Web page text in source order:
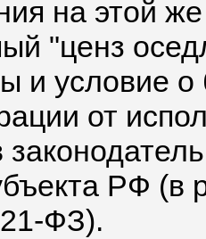
на этой
"ценз
и условие
от
РФ (в
ФЗ).